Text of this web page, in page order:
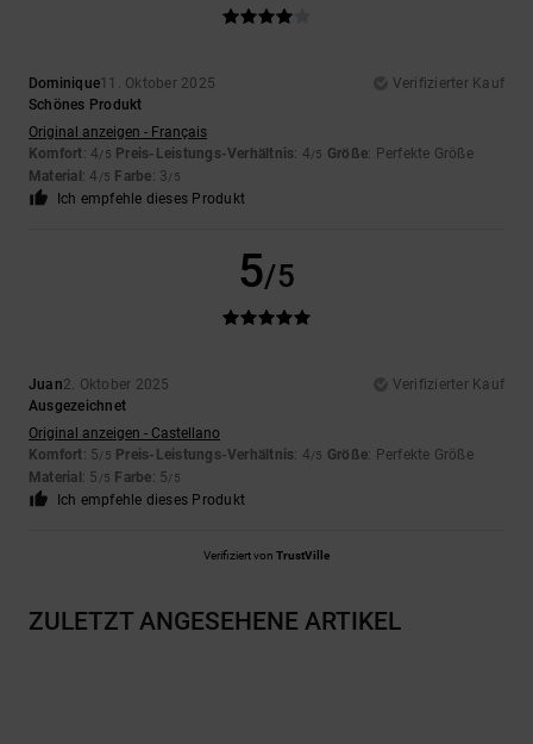
Dominique11. Oktober 2025
Verifizierter Kauf
Schönes Produkt
Original anzeigen - Français
Komfort: 4/5 Preis-Leistungs-Verhältnis: 4/5 Größe: Perfekte Größe
Material : 4 /5 Farbe: 3/5
Ich empfehle dieses Produkt
5/5
Juan2. Oktober 2025
Verifizierter Kauf
Ausgezeichnet
Original anzeigen - Castellano
Komfort: 5/5 Preis-Leistungs-Verhältnis: 4/5 Größe: Perfekte Größe
Material : 5 /5 Farbe: 5/5
Ich empfehle dieses Produkt
Verifiziert von TrustVille
ZULETZT ANGESEHENE ARTIKEL